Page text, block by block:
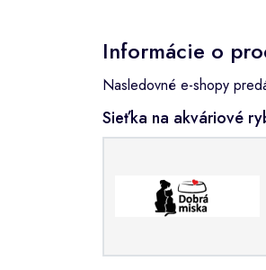
Informácie o
Nasledovné e-shopy
Sieťka na akváriové